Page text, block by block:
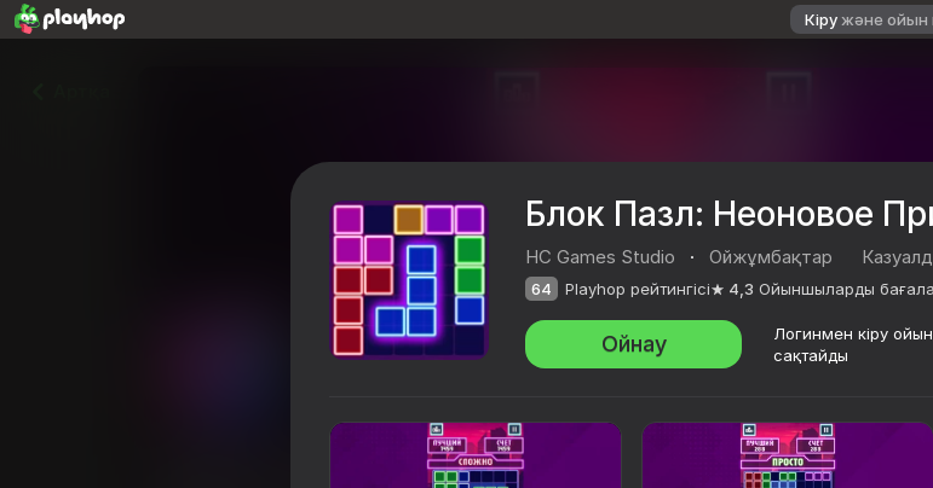
Кіружәне ойын
Блок Пазл: Неоновое Приключение
Блок Пазл: Неоновое
HC Games Studio · Ойжұмбақтар
64 Playhop рейтингісі 4,3 Ойыншыларды
Ойнау
Логинмен кіру
сақтайды